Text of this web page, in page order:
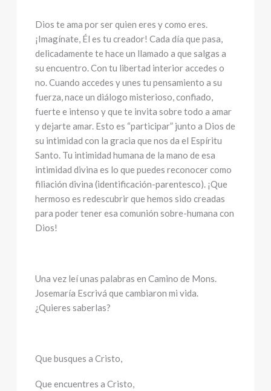
Dios te ama por ser quien eres y como eres.
¡Imagínate, Él es tu creador! Cada día que pasa,
delicadamente te hace un llamado a que salgas a
su encuentro. Con tu libertad interior accedes o
no. Cuando accedes y unes tu pensamiento a su
fuerza, nace un diálogo misterioso, confiado,
fuerte e intenso y que te invita sobre todo a amar
y dejarte amar. Esto es “participar” junto a Dios de
su intimidad con la gracia que nos da el Espíritu
Santo. Tu intimidad humana de la mano de esa
intimidad divina es lo que puedes reconocer como
filiación divina (identificación-parentesco). ¡Que
hermoso es redescubrir que hemos sido creadas
para poder tener esa comunión sobre-humana con
Dios!
Una vez leí unas palabras en Camino de Mons.
Josemaría Escrivá que cambiaron mi vida.
¿Quieres saberlas?
Que busques a Cristo,
Que encuentres a Cristo,